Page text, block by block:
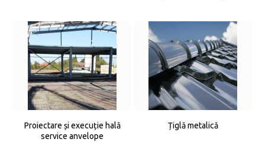
Proiectare și execuție hală
service anvelope
Țiglă metalică